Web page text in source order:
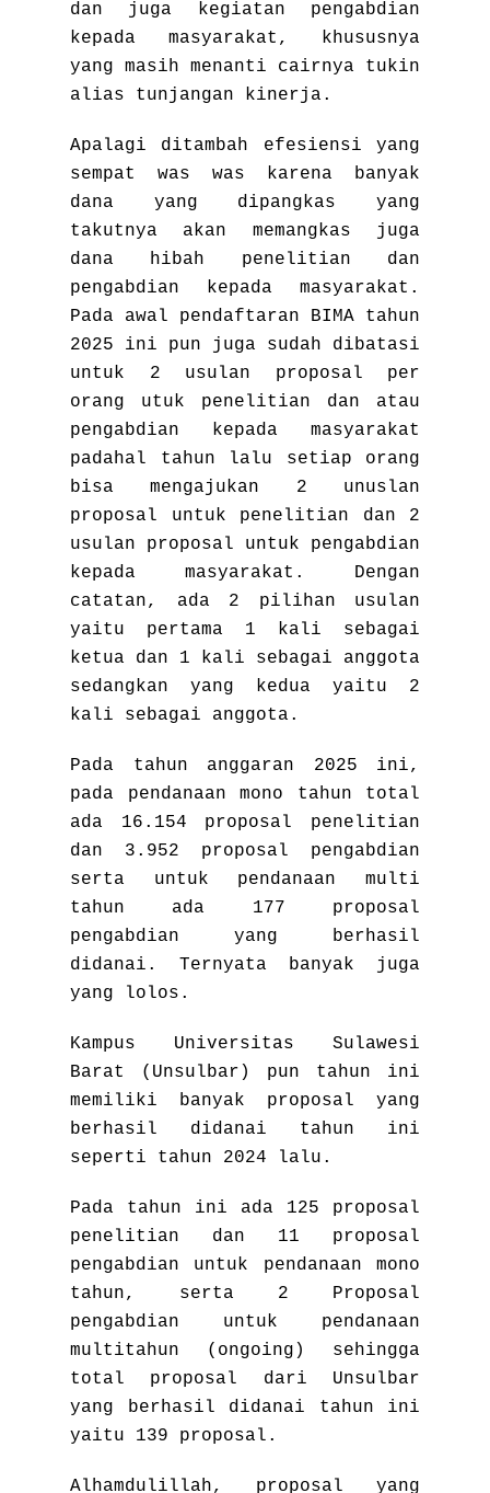
dan juga kegiatan pengabdian
kepada masyarakat, khususnya
yang masih menanti cairnya tukin
alias tunjangan kinerja.
Apalagi ditambah efesiensi yang
sempat was was karena banyak
dana yang dipangkas yang
takutnya akan memangkas juga
dana hibah penelitian dan
pengabdian kepada masyarakat.
Pada awal pendaftaran BIMA tahun
2025 ini pun juga sudah dibatasi
untuk 2 usulan proposal per
orang utuk penelitian dan atau
pengabdian kepada masyarakat
padahal tahun lalu setiap orang
bisa mengajukan 2 unuslan
proposal untuk penelitian dan 2
usulan proposal untuk pengabdian
kepada masyarakat. Dengan
catatan, ada 2 pilihan usulan
yaitu pertama 1 kali sebagai
ketua dan 1 kali sebagai anggota
sedangkan yang kedua yaitu 2
kali sebagai anggota.
Pada tahun anggaran 2025 ini,
pada pendanaan mono tahun total
ada 16.154 proposal penelitian
dan 3.952 proposal pengabdian
serta untuk pendanaan multi
tahun ada 177 proposal
pengabdian yang berhasil
didanai. Ternyata banyak juga
yang lolos.
Kampus Universitas Sulawesi
Barat (Unsulbar) pun tahun ini
memiliki banyak proposal yang
berhasil didanai tahun ini
seperti tahun 2024 lalu.
Pada tahun ini ada 125 proposal
penelitian dan 11 proposal
pengabdian untuk pendanaan mono
tahun, serta 2 Proposal
pengabdian untuk pendanaan
multitahun (ongoing) sehingga
total proposal dari Unsulbar
yang berhasil didanai tahun ini
yaitu 139 proposal.
Alhamdulillah, proposal yang